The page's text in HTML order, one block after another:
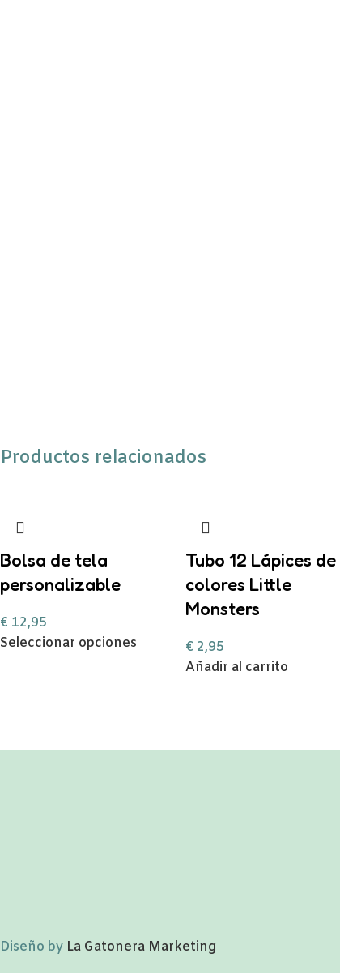
Productos relacionados
Bolsa de tela
personalizable
€ 12,95
Seleccionar opciones
Tubo 12 Lápices de
colores Little
Monsters
€ 2,95
Añadir al carrito
Diseño by La Gatonera Marketing